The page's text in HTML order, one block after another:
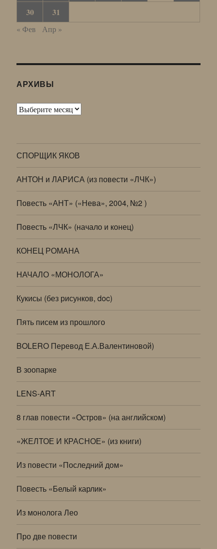
30
31
« Фев Апр »
АРХИВЫ
Архивы
СПОРЩИК ЯКОВ
АНТОН и ЛАРИСА (из повести «ЛЧК»)
Повесть «АНТ» («Нева», 2004, №2 )
Повесть «ЛЧК» (начало и конец)
КОНЕЦ РОМАНА
НАЧАЛО «МОНОЛОГА»
Кукисы (без рисунков, doc)
Пять писем из прошлого
BOLERO Перевод Е.А.Валентиновой)
В зоопарке
LENS-ART
8 глав повести «Остров» (на английском)
«ЖЕЛТОЕ И КРАСНОЕ» (из книги)
Из повести «Последний дом»
Повесть «Белый карлик»
Из монолога Лео
Про две повести